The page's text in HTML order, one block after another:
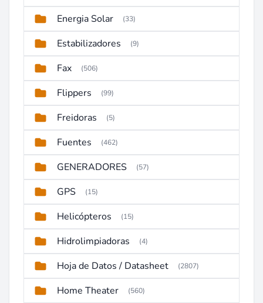
Energia Solar (33)
Estabilizadores (9)
Fax (506)
Flippers (99)
Freidoras (5)
Fuentes (462)
GENERADORES (57)
GPS (15)
Helicópteros (15)
Hidrolimpiadoras (4)
Hoja de Datos / Datasheet (2807)
Home Theater (560)